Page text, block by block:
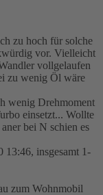
zu hoch für solche
vor. Vielleicht
vollgelaufen
zu wenig Öl wäre
wenig Drehmoment
einsetzt... Wollte
bei N schien es
13:46, insgesamt 1-
zum Wohnmobil